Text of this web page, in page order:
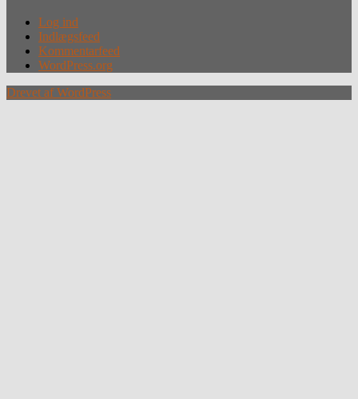
Log ind
Indlægsfeed
Kommentarfeed
WordPress.org
Drevet af WordPress